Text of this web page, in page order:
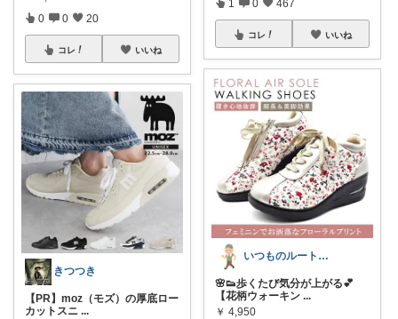
0 0 20
コレ いいね
きつつき
【PR】moz（モズ）の厚底ロー
カットスニ ...
1 0 467
コレ いいね
いつものルートでウオーキング
🌸👟歩くたび気分が上がる💕
【花柄ウォーキン ...
￥ 4,950